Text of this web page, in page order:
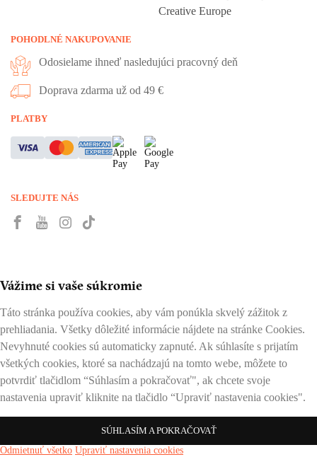
Creative Europe
POHODLNÉ NAKUPOVANIE
Odosielame ihneď nasledujúci pracovný deň
Doprava zdarma už od 49 €
PLATBY
SLEDUJTE NÁS
Vážime si vaše súkromie
Táto stránka používa cookies, aby vám ponúkla skvelý zážitok z
prehliadania. Všetky dôležité informácie nájdete na stránke Cookies.
Nevyhnuté cookies sú automaticky zapnuté. Ak súhlasíte s prijatím
všetkých cookies, ktoré sa nachádzajú na tomto webe, môžete to
potvrdiť tlačidlom “Súhlasím a pokračovať", ak chcete svoje
nastavenia upraviť kliknite na tlačidlo “Upraviť nastavenia cookies".
SÚHLASÍM A POKRAČOVAŤ
Odmietnuť všetko Upraviť nastavenia cookies